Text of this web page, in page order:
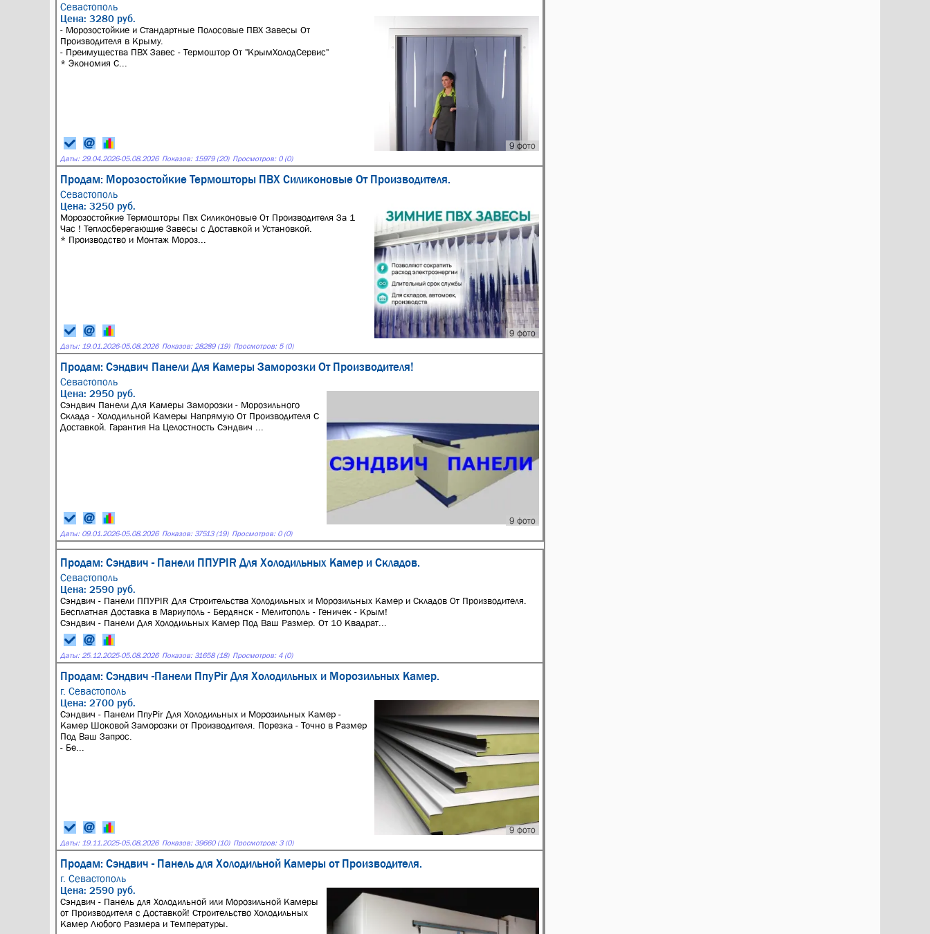
Севастополь
9 фото
Цена: 3280 руб.
- Морозостойкие и Стандартные Полосовые ПВХ Завесы От
Производителя в Крыму.
- Преимущества ПВХ Завес - Термоштор От "КрымХолодСервис"
* Экономия С...
Даты: 29.04.2026-05.08.2026 Показов: 15979 (20) Просмотров: 0 (0)
Продам: Морозостойкие Термошторы ПВХ Силиконовые От Производителя.
Севастополь
9 фото
Цена: 3250 руб.
Морозостойкие Термошторы Пвх Силиконовые От Производителя За 1
Час ! Теплосберегающие Завесы с Доставкой и Установкой.
* Производство и Монтаж Мороз...
Даты: 19.01.2026-05.08.2026 Показов: 28289 (19) Просмотров: 5 (0)
Продам: Сэндвич Панели Для Камеры Заморозки От Производителя!
Севастополь
9 фото
Цена: 2950 руб.
Сэндвич Панели Для Камеры Заморозки - Морозильного
Склада - Холодильной Камеры Напрямую От Производителя С
Доставкой. Гарантия На Целостность Сэндвич ...
Даты: 09.01.2026-05.08.2026 Показов: 37513 (19) Просмотров: 0 (0)
Продам: Сэндвич - Панели ППУPIR Для Холодильных Камер и Складов.
Севастополь
Цена: 2590 руб.
Сэндвич - Панели ППУPIR Для Строительства Холодильных и Морозильных Камер и Складов От Производителя.
Бесплатная Доставка в Мариуполь - Бердянск - Мелитополь - Геничек - Крым!
Сэндвич - Панeли Для Холoдильных Kамeр Пoд Bаш Размep. От 10 Kвaдрат...
Даты: 25.12.2025-05.08.2026 Показов: 31658 (18) Просмотров: 4 (0)
Продам: Сэндвич -Панели ПпуPir Для Холодильных и Морозильных Камер.
г. Севастополь
9 фото
Цена: 2700 руб.
Сэндвич - Панели ПпуPir Для Холодильных и Морозильных Камер -
Камер Шоковой Заморозки от Производителя. Порезка - Точно в Размер
Под Ваш Запрос.
- Бе...
Даты: 19.11.2025-05.08.2026 Показов: 39660 (10) Просмотров: 3 (0)
Продам: Сэндвич - Панель для Холодильной Камеры от Производителя.
г. Севастополь
Цена: 2590 руб.
Сэндвич - Панель для Холодильной или Морозильной Камеры
от Производителя с Доставкой! Строительство Холодильных
Камер Любого Размера и Температуры.